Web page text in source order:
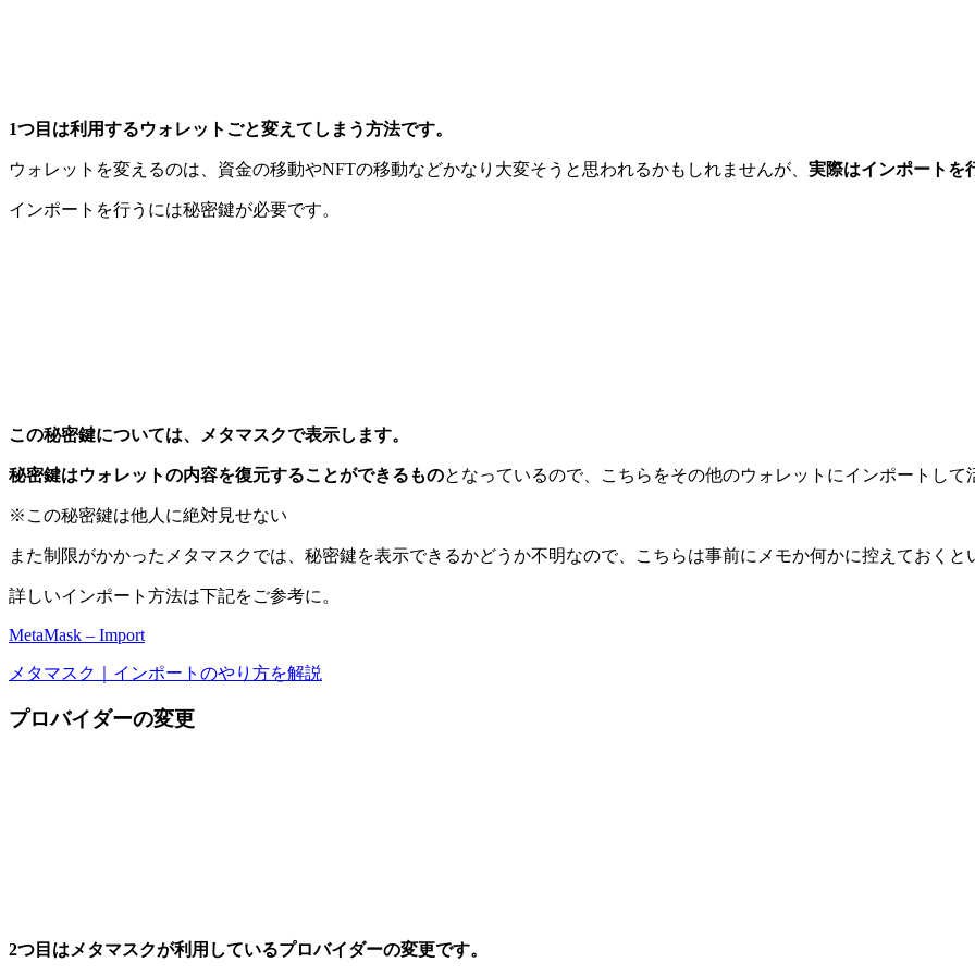
1つ目は利用するウォレットごと変えてしまう方法です。
ウォレットを変えるのは、資金の移動やNFTの移動などかなり大変そうと思われるかもしれませんが、 実際はインポートを
インポートを行うには秘密鍵が必要です。
この秘密鍵については、メタマスクで表示します。
秘密鍵はウォレットの内容を復元することができるものとなっているので、こちらをその他のウォレットにインポートして
※この秘密鍵は他人に絶対見せない
また制限がかかったメタマスクでは、秘密鍵を表示できるかどうか不明なので、こちらは事前にメモか何かに控えておくと
詳しいインポート方法は下記をご参考に。
MetaMask – Import
メタマスク｜インポートのやり方を解説
プロバイダーの変更
2つ目はメタマスクが利用しているプロバイダーの変更です。